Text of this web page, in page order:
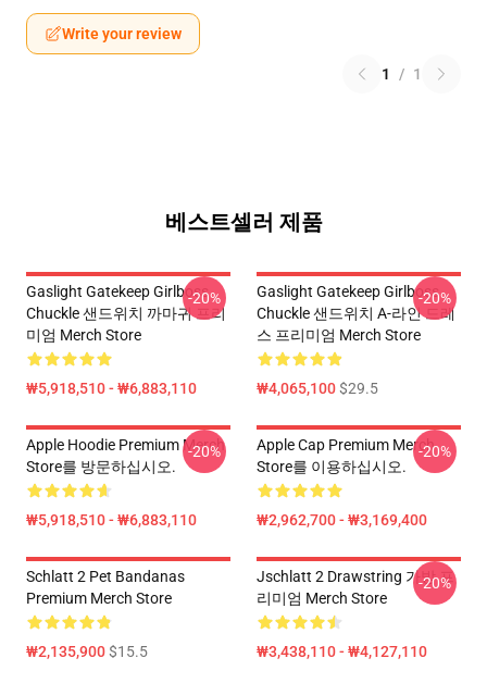
Write your review
1 / 1
베스트셀러 제품
Gaslight Gatekeep Girlboss
Chuckle 샌드위치 까마귀 프리
미엄 Merch Store
₩5,918,510 - ₩6,883,110
-20%
Gaslight Gatekeep Girlboss
Chuckle 샌드위치 A-라인 드레
스 프리미엄 Merch Store
₩4,065,100$29.5
-20%
Apple Hoodie Premium Merch
Store를 방문하십시오.
₩5,918,510 - ₩6,883,110
-20%
Apple Cap Premium Merch
Store를 이용하십시오.
₩2,962,700 - ₩3,169,400
-20%
Schlatt 2 Pet Bandanas
Premium Merch Store
₩2,135,900$15.5
Jschlatt 2 Drawstring 가방 프
리미엄 Merch Store
₩3,438,110 - ₩4,127,110
-20%